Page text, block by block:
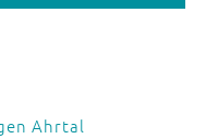
Ahrtal